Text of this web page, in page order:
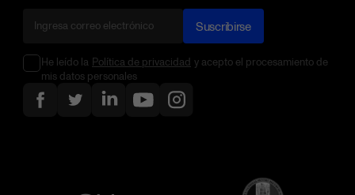
Suscribirse
He leído la Política de privacidad y acepto el procesamiento de
mis datos personales